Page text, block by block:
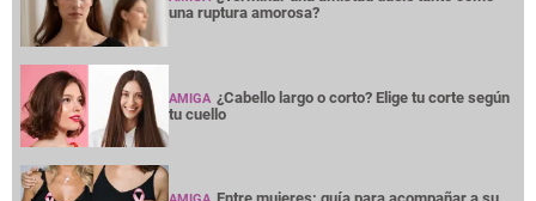
una ruptura amorosa?
AMIGA ¿Cabello largo o corto? Elige tu corte según
tu cuello